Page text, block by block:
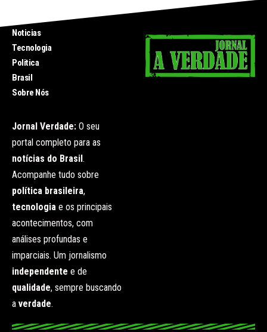
Noticias
Tecnologia
Politica
Brasil
Sobre Nós
Jornal Verdade: O seu
portal completo para as
notícias do Brasil .
Acompanhe tudo sobre
política brasileira,
tecnologia e os principais
acontecimentos, com
análises profundas e
imparciais. Um jornalismo
independente e de
qualidade, sempre buscando
a verdade.